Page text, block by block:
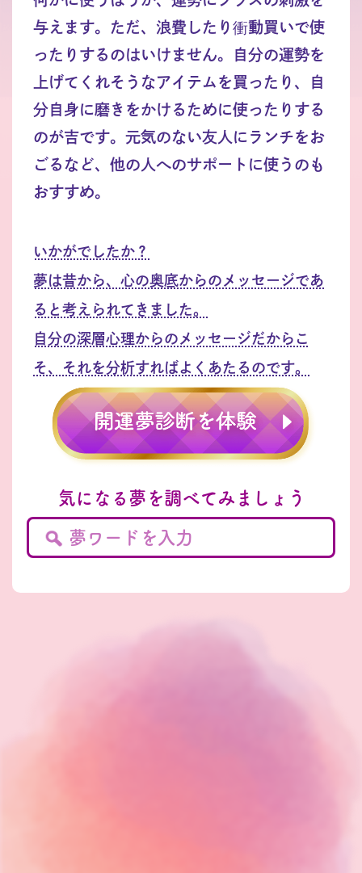
与えます。ただ、浪費したり衝動買いで使
ったりするのはいけません。自分の運勢を
上げてくれそうなアイテムを買ったり、自
分自身に磨きをかけるために使ったりする
のが吉です。元気のない友人にランチをお
ごるなど、他の人へのサポートに使うのも
おすすめ。
いかがでしたか？
夢は昔から、心の奥底からのメッセージであ
ると考えられてきました。
自分の深層心理からのメッセージだからこ
そ、それを分析すればよくあたるのです。
気になる夢を調べてみましょう